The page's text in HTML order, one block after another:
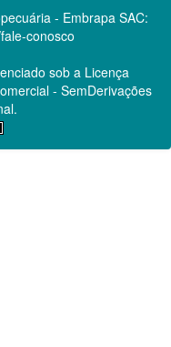
- Embrapa SAC:
conosco
sob a Licença
- SemDerivações